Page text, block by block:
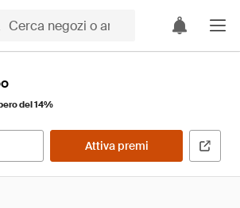
del 14%
Attiva premi